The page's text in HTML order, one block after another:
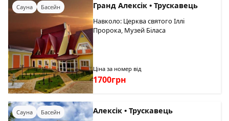
Сауна Басейн Гранд Алексік • Трускавець
Навколо: Церква святого Іллі
Пророка, Музей Біласа
Ціна за номер від
1700грн
Сауна Басейн Алексік • Трускавець